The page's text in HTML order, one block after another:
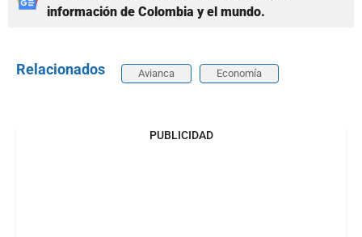
información de Colombia y el mundo.
Relacionados Avianca Economía
PUBLICIDAD